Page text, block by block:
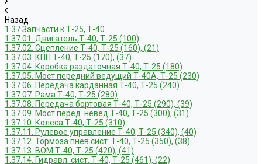
Назад
1.37 Запчасти к Т-25, Т-40
1.37.01. Двигатель Т-40, Т-25 (100)
1.37.02. Сцепление Т-40, Т-25 (160), (21)
1.37.03. КПП Т-40, Т-25 (170), (37)
1.37.04. Коробка раздаточная Т-40, Т-25 (180)
1.37.05. Мост передний ведущий Т-40А, Т-25 (230)
1.37.06. Передача карданная Т-40, Т-25 (240)
1.37.07. Рама Т-40, Т-25 (280)
1.37.08. Передача бортовая Т-40, Т-25 (290), (39)
1.37.09. Мост перед. невед Т-40, Т-25 (300), (31)
1.37.10. Колеса Т-40, Т-25 (310)
1.37.11. Рулевое управление Т-40, Т-25 (340), (40)
1.37.12. Тормоза пнев.сист. Т-40, Т-25 (350), (38)
1.37.13. ВОМ Т-40, Т-25 (420), (41)
1.37.14. Гидравл. сист. Т-40, Т-25 (461), (22)